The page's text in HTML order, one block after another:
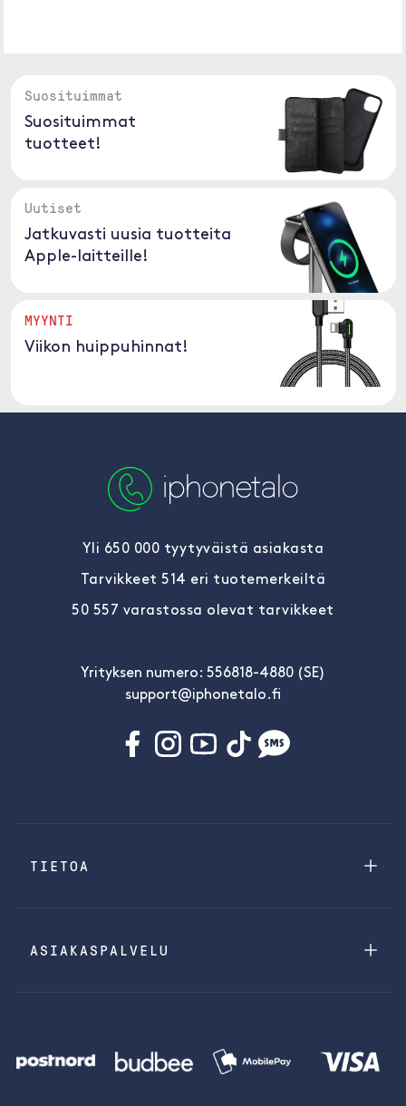
Suosituimmat
Suosituimmat
tuotteet!
Uutiset
Jatkuvasti uusia tuotteita
Apple-laitteille!
MYYNTI
Viikon huippuhinnat!
Yli 650 000 tyytyväistä asiakasta
Tarvikkeet 514 eri tuotemerkeiltä
50 557 varastossa olevat tarvikkeet
Yrityksen numero: 556818-4880 (SE)
support@iphonetalo.fi
TIETOA
ASIAKASPALVELU